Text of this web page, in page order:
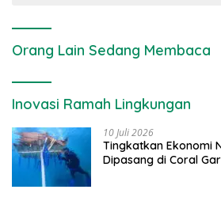
Orang Lain Sedang Membaca
Inovasi Ramah Lingkungan
10 Juli 2026
Tingkatkan Ekonomi
Dipasang di Coral